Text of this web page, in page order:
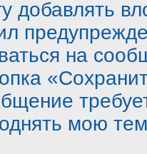
добавлять
на
мою